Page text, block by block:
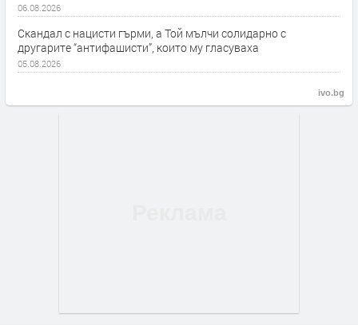
06.08.2026
Скандал с нацисти гърми, а Той мълчи солидарно с
другарите “антифашисти”, които му гласуваха
05.08.2026
ivo.bg